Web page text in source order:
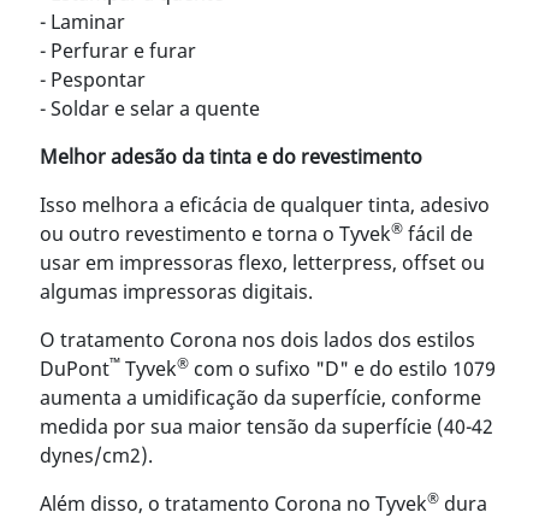
- Laminar
- Perfurar e furar
- Pespontar
- Soldar e selar a quente
Melhor adesão da tinta e do revestimento
Isso melhora a eficácia de qualquer tinta, adesivo
ou outro revestimento e torna o Tyvek® fácil de
usar em impressoras flexo, letterpress, offset ou
algumas impressoras digitais.
O tratamento Corona nos dois lados dos estilos
DuPont™ Tyvek® com o sufixo "D" e do estilo 1079
aumenta a umidificação da superfície, conforme
medida por sua maior tensão da superfície (40-42
dynes/cm2).
Além disso, o tratamento Corona no Tyvek® dura